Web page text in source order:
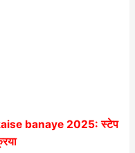
banaye 2025: स्टेप